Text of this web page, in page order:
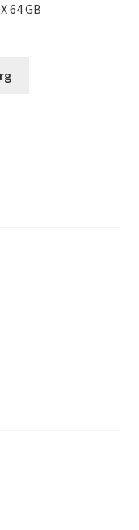
64 GB